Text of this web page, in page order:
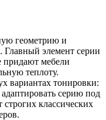
геометрию и
Главный элемент серии
мебели
теплоту.
вариантах тонировки:
серию под
классических